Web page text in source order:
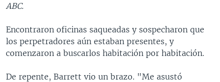
ABC.
Encontraron oficinas saqueadas y sospecharon que
los perpetradores aún estaban presentes, y
comenzaron a buscarlos habitación por habitación.
De repente, Barrett vio un brazo. "Me asustó